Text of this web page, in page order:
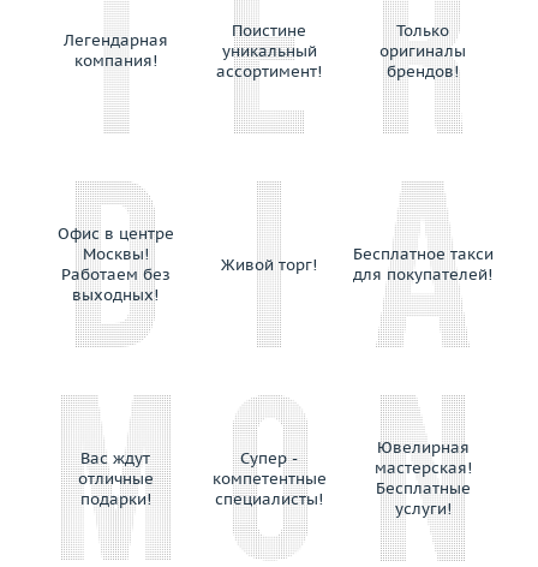
Messika
Mikimoto
Mirco Visconti
Mizuki
Montblanc
Moraglione
Mouawad
Mousson
Nanis
Nouvelle Bague
O.J.Perrin
Ofabiani
Ole Lynggaard
Omega
Легендарная
компания!
Поистине
уникальный
ассортимент!
Только
оригиналы
брендов!
Офис в центре
Москвы!
Работаем без
выходных!
Живой торг!
Бесплатное такси
для покупателей!
Вас ждут
отличные
подарки!
Супер -
компетентные
специалисты!
Ювелирная
мастерская!
Бесплатные
услуги!